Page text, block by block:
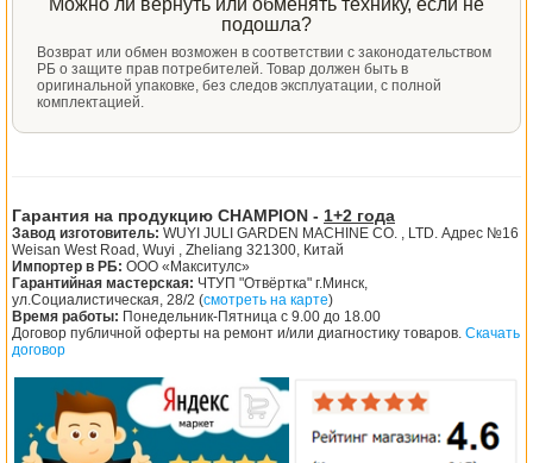
Можно ли вернуть или обменять технику, если не
подошла?
Возврат или обмен возможен в соответствии с законодательством
РБ о защите прав потребителей. Товар должен быть в
оригинальной упаковке, без следов эксплуатации, с полной
комплектацией.
Гарантия на продукцию CHAMPION - 1+2 года
Завод изготовитель: WUYI JULI GARDEN MACHINE CO. , LTD. Адрес №16
Weisan West Road, Wuyi , Zheliang 321300, Китай
Импортер в РБ: ООО «Макситулс»
Гарантийная мастерская: ЧТУП "Отвёртка" г.Минск,
ул.Социалистическая, 28/2 (смотреть на карте)
Время работы: Понедельник-Пятница с 9.00 до 18.00
Договор публичной оферты на ремонт и/или диагностику товаров. Скачать
договор